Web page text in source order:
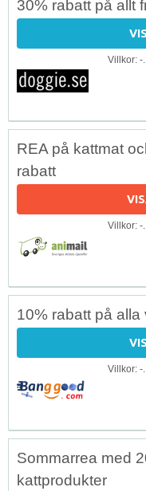
30% rabatt på allt
Villkor: -
REA på kattmat
rabatt
Villkor: -
10% rabatt på alla
Villkor: -
Sommarrea med
kattprodukter